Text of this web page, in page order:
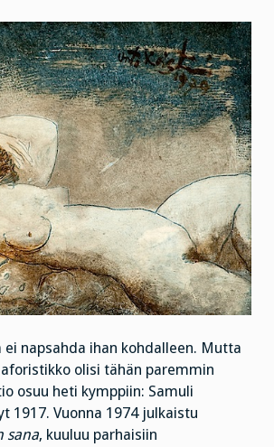
ei napsahda ihan kohdalleen. Mutta
aforistikko olisi tähän paremmin
osuu heti kymppiin: Samuli
1917. Vuonna 1974 julkaistu
sana, kuuluu parhaisiin